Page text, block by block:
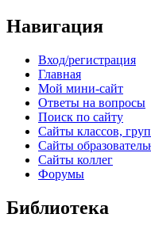
Навигация
Вход/регистрация
Главная
Мой мини-сайт
Ответы на вопросы
Поиск по сайту
Сайты классов,
Сайты
Сайты коллег
Форумы
Библиотека